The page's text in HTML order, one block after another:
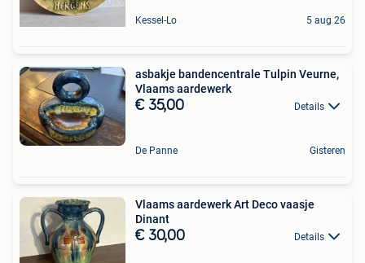
Kessel-Lo 5 aug 26
asbakje bandencentrale Tulpin Veurne,
Vlaams aardewerk
€ 35,00 Details
De Panne Gisteren
Vlaams aardewerk Art Deco vaasje
Dinant
€ 30,00 Details